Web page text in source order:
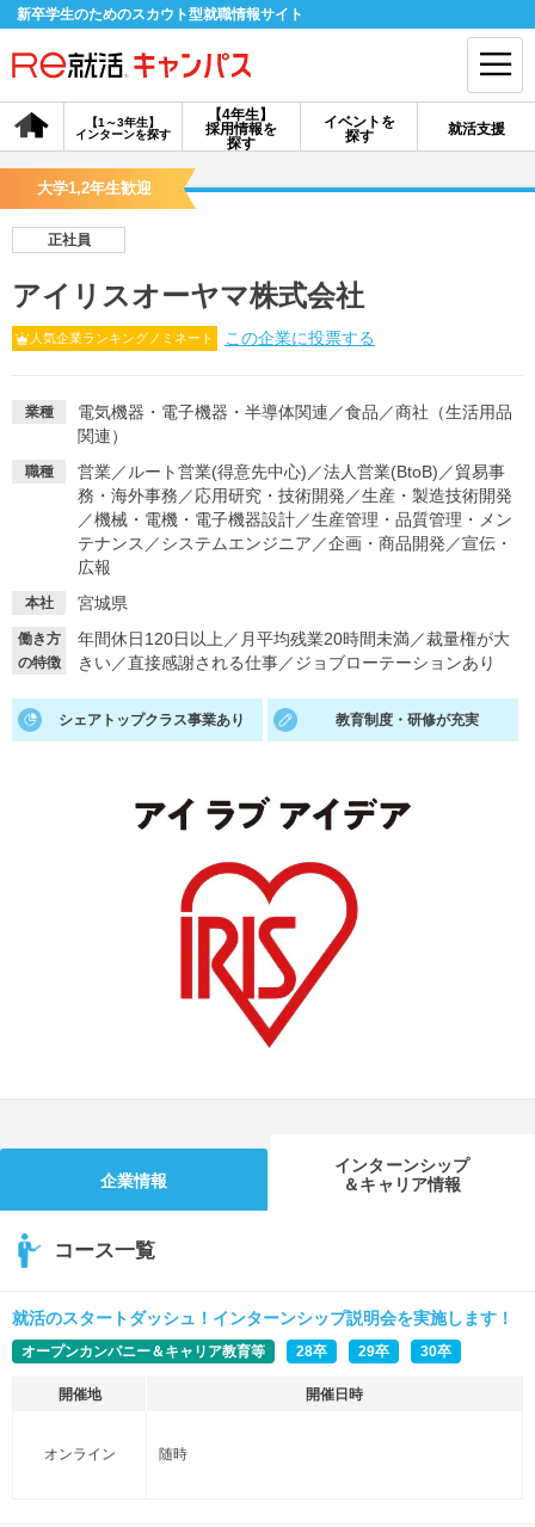
新卒学生のためのスカウト型就職情報サイト
【4年生】
採用情報を
探す
【1～3年生】
インターンを探す
イベントを
探す
就活支援
会員登録 ログイン
探す
【4年生】
採用情報を探す
【4年生】
イベントを探す
就活ノウハウ・サポート
就活ノウハウが満載！
適職診断
あなたに合う仕事を診断！
就活チャンネル
動画で対策講座をチェック
大学1,2年生歓迎
正社員
アイリスオーヤマ株式会社
人気企業ランキングノミネート この企業に投票する
業種 電気機器・電子機器・半導体関連 ／食品 ／商社（生活用品
関連）
職種 営業／ ルート営業(得意先中心) ／法人営業(BtoB) ／貿易事
務・海外事務 ／応用研究・技術開発 ／生産・製造技術開発
／機械・電機・電子機器設計／生産管理・品質管理・メン
テナンス ／システムエンジニア ／企画・商品開発 ／宣伝・
広報
本社 宮城県
働き方
の特徴
年間休日120日以上 ／ 月平均残業20時間未満／裁量権が大
きい／直接感謝される仕事／ジョブローテーションあり
シェアトップクラス事業あり 教育制度・研修が充実
企業情報
インターンシップ
＆キャリア情報
コース一覧
就活のスタートダッシュ！インターンシップ説明会を実施します！
オープンカンパニー＆キャリア教育等 28卒 29卒 30卒
開催地 開催日時
オンライン 随時